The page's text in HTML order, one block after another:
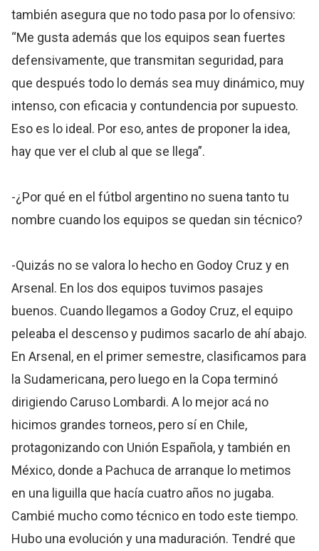
también asegura que no todo pasa por lo ofensivo:
“Me gusta además que los equipos sean fuertes
defensivamente, que transmitan seguridad, para
que después todo lo demás sea muy dinámico, muy
intenso, con eficacia y contundencia por supuesto.
Eso es lo ideal. Por eso, antes de proponer la idea,
hay que ver el club al que se llega”.
-¿Por qué en el fútbol argentino no suena tanto tu
nombre cuando los equipos se quedan sin técnico?
-Quizás no se valora lo hecho en Godoy Cruz y en
Arsenal. En los dos equipos tuvimos pasajes
buenos. Cuando llegamos a Godoy Cruz, el equipo
peleaba el descenso y pudimos sacarlo de ahí abajo.
En Arsenal, en el primer semestre, clasificamos para
la Sudamericana, pero luego en la Copa terminó
dirigiendo Caruso Lombardi. A lo mejor acá no
hicimos grandes torneos, pero sí en Chile,
protagonizando con Unión Española, y también en
México, donde a Pachuca de arranque lo metimos
en una liguilla que hacía cuatro años no jugaba.
Cambié mucho como técnico en todo este tiempo.
Hubo una evolución y una maduración. Tendré que